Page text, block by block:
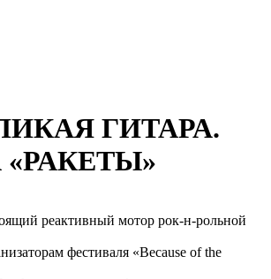
ГИТАРА.
реактивный мотор рок-н-рольной
фестиваля «Because of the